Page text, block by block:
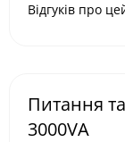
Відгуків про
Питання та
3000VA